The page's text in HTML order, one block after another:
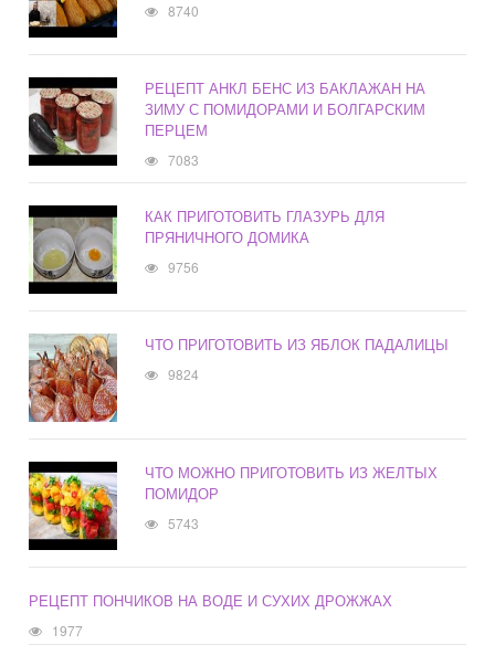
8740
РЕЦЕПТ АНКЛ БЕНС ИЗ БАКЛАЖАН НА
ЗИМУ С ПОМИДОРАМИ И БОЛГАРСКИМ
ПЕРЦЕМ
7083
КАК ПРИГОТОВИТЬ ГЛАЗУРЬ ДЛЯ
ПРЯНИЧНОГО ДОМИКА
9756
ЧТО ПРИГОТОВИТЬ ИЗ ЯБЛОК ПАДАЛИЦЫ
9824
ЧТО МОЖНО ПРИГОТОВИТЬ ИЗ ЖЕЛТЫХ
ПОМИДОР
5743
РЕЦЕПТ ПОНЧИКОВ НА ВОДЕ И СУХИХ ДРОЖЖАХ
1977